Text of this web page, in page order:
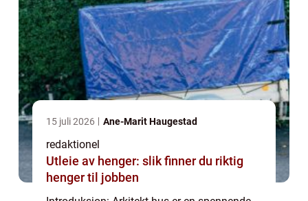
15 juli 2026 Ane-Marit Haugestad
redaktionel
Utleie av henger: slik finner du riktig
henger til jobben